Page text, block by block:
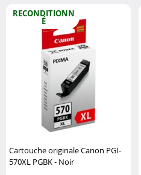
RECONDITIONN
É
Cartouche originale Canon PGI-
570XL PGBK - Noir